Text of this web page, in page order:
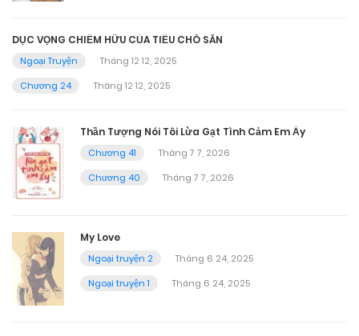
DỤC VỌNG CHIẾM HỮU CỦA TIỂU CHÓ SĂN
Ngoại Truyện
Tháng 12 12, 2025
Chương 24
Tháng 12 12, 2025
Thần Tượng Nói Tôi Lừa Gạt Tình Cảm Em Ấy
Chương 41
Tháng 7 7, 2026
Chương 40
Tháng 7 7, 2026
My Love
Ngoại truyện 2
Tháng 6 24, 2025
Ngoại truyện 1
Tháng 6 24, 2025